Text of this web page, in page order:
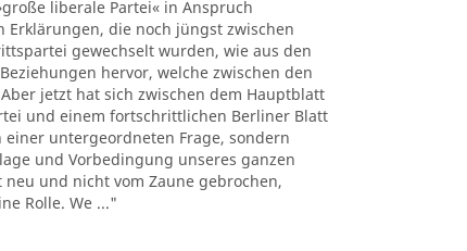
liberale Partei« in Anspruch
die noch jüngst zwischen
gewechselt wurden, wie aus den
hervor, welche zwischen den
jetzt hat sich zwischen dem Hauptblatt
und einem fortschrittlichen Berliner Blatt
untergeordneten Frage, sondern
und Vorbedingung unseres ganzen
und nicht vom Zaune gebrochen,
Rolle. We ..."